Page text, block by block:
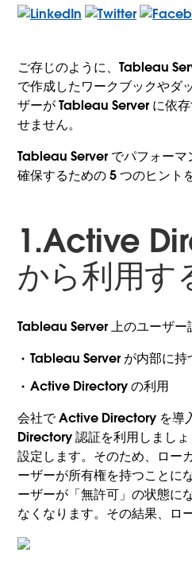
ご存じのように、Tableau
で作成したワークブックやダ
ザーが Tableau Server に依
せません。
Tableau Server でパフォーマ
確保するための 5 つのヒント
1.Active
から利用す
Tableau Server 上のユーザー
Tableau Server が内部に持
Active Directory の利用
会社で Active Directory を導
Directory 認証を利用しまし
設定します。そのため、ロー
ーザーが所有権を持つこと
ーザーが「無許可」の状態に
なくなります。その結果、ロ